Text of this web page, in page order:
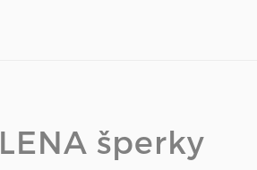
LENA šperky